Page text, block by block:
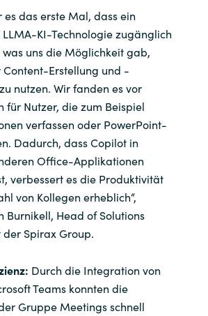
es das erste Mal, dass ein
KI-Technologie zugänglich
uns die Möglichkeit gab,
Erstellung und -
nutzen. Wir fanden es vor
für Nutzer, die zum Beispiel
verfassen oder PowerPoint-
Dadurch, dass Copilot in
Office-Applikationen
verbessert es die Produktivität
von Kollegen erheblich“,
Burnikell, Head of Solutions
Spirax Group.
Durch die Integration von
Teams konnten die
Gruppe Meetings schnell